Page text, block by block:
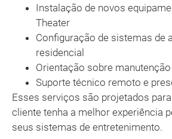
Instalação de novos
Theater
Configuração de sistemas de
residencial
Orientação sobre
Suporte técnico remoto e
Esses serviços são projetados
cliente tenha a melhor experiência
seus sistemas de entretenimento.